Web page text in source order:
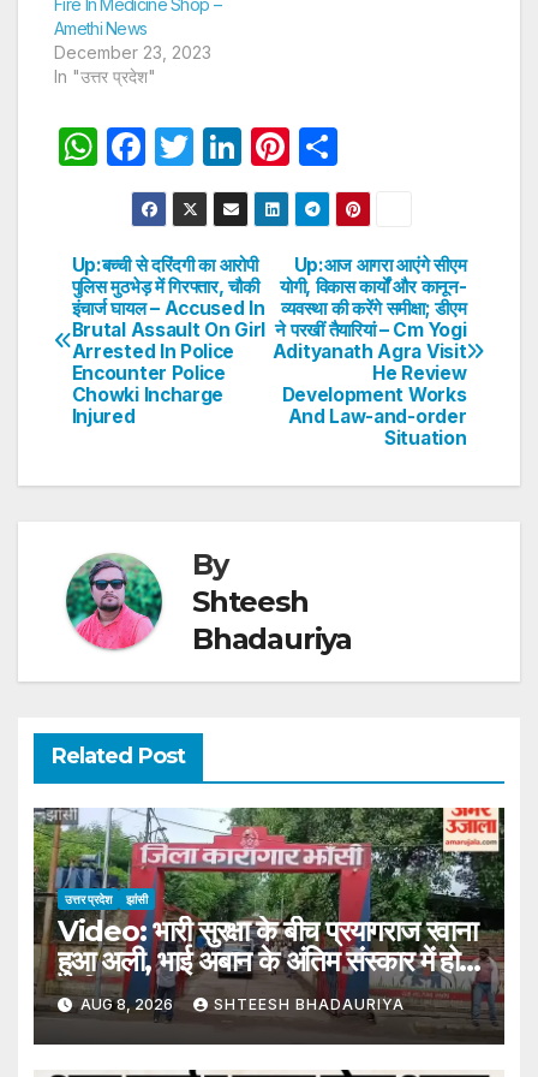
Fire In Medicine Shop –
Amethi News
December 23, 2023
In "उत्तर प्रदेश"
W
s
A
p
p
F
a
c
e
b
o
o
k
T
w
itt
er
Li
n
k
e
dI
n
Pi
nt
er
e
st
h
ar
e
Post
navigation
Up:आज आगरा आएंगे सीएम
योगी, विकास कार्यों और कानून-
व्यवस्था की करेंगे समीक्षा; डीएम
ने परखीं तैयारियां – Cm Yogi
Adityanath Agra Visit
He Review
Development Works
And Law-and-order
Situation
Up:बच्ची से दरिंदगी का आरोपी
पुलिस मुठभेड़ में गिरफ्तार, चौकी
इंचार्ज घायल – Accused In
Brutal Assault On Girl
Arrested In Police
Encounter Police
Chowki Incharge
Injured
By
Shteesh
Bhadauriya
Related Post
उत्तर प्रदेश झांसी
Video: भारी सुरक्षा के बीच प्रयागराज रवाना
हुआ अली, भाई अबान के अंतिम संस्कार में होगा
शामिल
AUG 8, 2026 SHTEESH BHADAURIYA